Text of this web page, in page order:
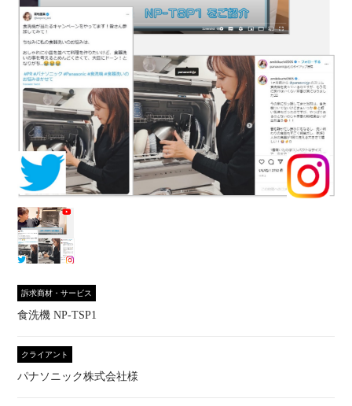
訴求商材・サービス
食洗機 NP-TSP1
クライアント
パナソニック株式会社様